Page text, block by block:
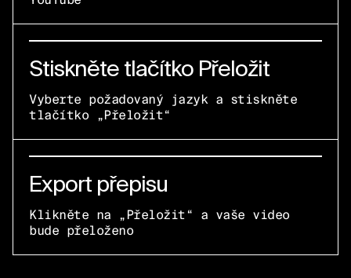
Stiskněte tlačítko Přeložit
Vyberte požadovaný jazyk a stiskněte
tlačítko „Přeložit“
Export přepisu
Klikněte na „Přeložit“ a vaše video
bude přeloženo